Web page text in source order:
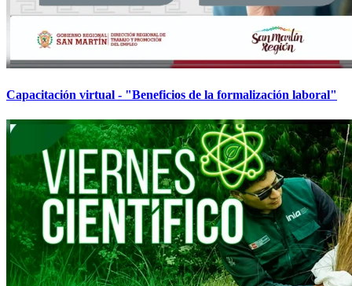
Capacitación virtual - "Beneficios de la formalización laboral"